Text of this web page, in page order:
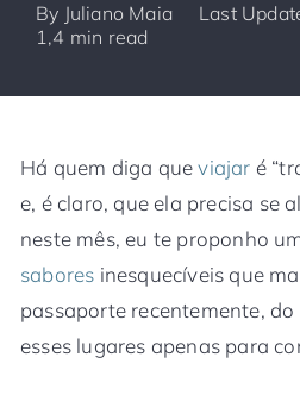
By Juliano Maia
Last
1,4 min read
Há quem diga queviajar é
e, é claro, que ela precisa se
neste mês, eu te proponho
sabores inesquecíveis que
passaporte recentemente,
esses lugares apenas para